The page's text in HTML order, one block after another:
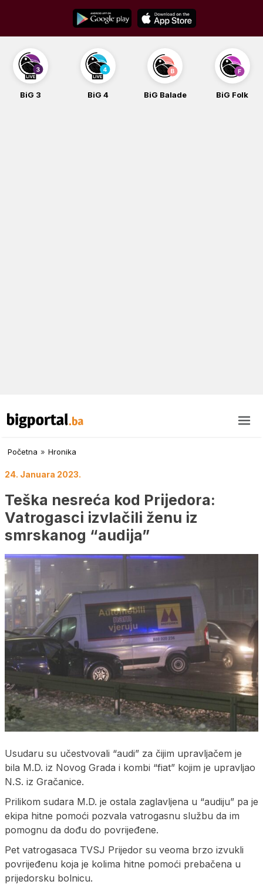
content
BiG 3 BiG 4 BiG Balade BiG Folk
Početna » Hronika
24. Januara 2023.
Teška nesreća kod Prijedora:
Vatrogasci izvlačili ženu iz
smrskanog “audija”
Usudaru su učestvovali “audi” za čijim upravljačem je
bila M.D. iz Novog Grada i kombi “fiat” kojim je upravljao
N.S. iz Gračanice.
Prilikom sudara M.D. je ostala zaglavljena u “audiju” pa je
ekipa hitne pomoći pozvala vatrogasnu službu da im
pomognu da dođu do povrijeđene.
Pet vatrogasaca TVSJ Prijedor su veoma brzo izvukli
povrijeđenu koja je kolima hitne pomoći prebačena u
prijedorsku bolnicu.